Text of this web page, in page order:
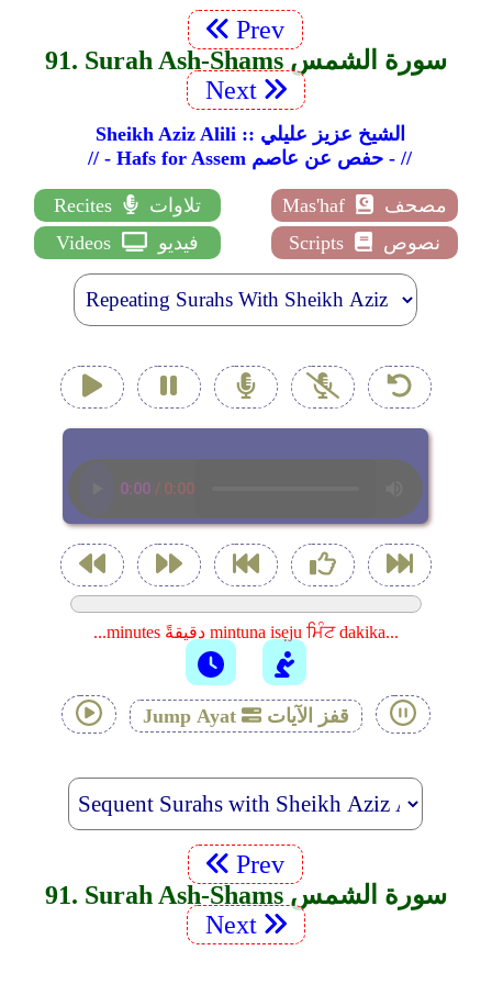
Prev
91. Surah Ash-Shams سورة الشمس
Next
Sheikh Aziz Alili :: الشيخ عزيز عليلي
// - Hafs for Assem حفص عن عاصم - //
Recites تلاوات Mas'haf
مصحف
Videos
فيديو Scripts نصوص
...minutes دقيقةً mintuna isẹju ਮਿੰਟ dakika...
Jump Ayat قفز الآيات
Prev
91. Surah Ash-Shams سورة الشمس
Next